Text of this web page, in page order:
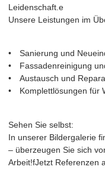
Leidenschaft.e
Unsere Leistungen im
• Sanierung und
• Fassadenreinigung
• Austausch und
• Komplettlösungen für
Sehen Sie selbst:
In unserer Bildergalerie
– überzeugen Sie sich
Arbeit!fJetzt Referenzen